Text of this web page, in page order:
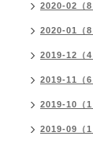
2020-02（8
2020-01（8
2019-12（4
2019-11（6
2019-10（1
2019-09（1